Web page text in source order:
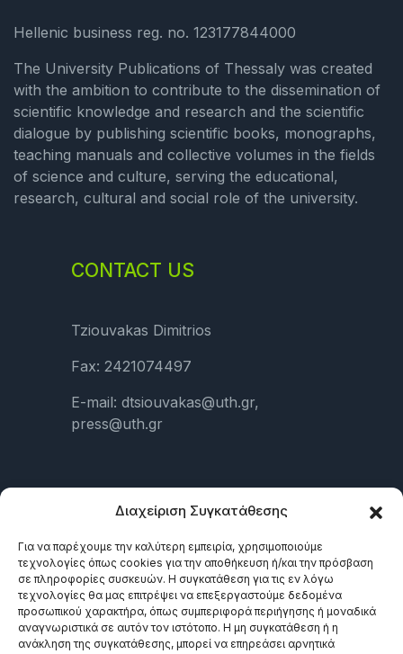
Διαχείριση Συγκατάθεσης
Για να παρέχουμε την καλύτερη εμπειρία, χρησιμοποιούμε
τεχνολογίες όπως cookies για την αποθήκευση ή/και την πρόσβαση
σε πληροφορίες συσκευών. Η συγκατάθεση για τις εν λόγω
τεχνολογίες θα μας επιτρέψει να επεξεργαστούμε δεδομένα
προσωπικού χαρακτήρα, όπως συμπεριφορά περιήγησης ή μοναδικά
αναγνωριστικά σε αυτόν τον ιστότοπο. Η μη συγκατάθεση ή η
ανάκληση της συγκατάθεσης, μπορεί να επηρεάσει αρνητικά
Hellenic business reg. no. 123177844000
The University Publications of Thessaly was created
with the ambition to contribute to the dissemination of
scientific knowledge and research and the scientific
dialogue by publishing scientific books, monographs,
teaching manuals and collective volumes in the fields
of science and culture, serving the educational,
research, cultural and social role of the university.
CONTACT US
Tziouvakas Dimitrios
Fax: 2421074497
E-mail: dtsiouvakas@uth.gr,
press@uth.gr